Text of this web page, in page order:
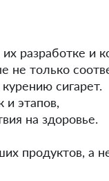
их
только
сигарет.
этапов,
на здоровье.
продуктов, а